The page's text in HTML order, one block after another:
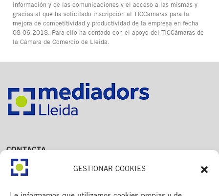
GESTIONAR COOKIES
información y de las comunicaciones y el acceso a las mismas y
gracias al que ha solicitado inscripción al TICCámaras para la
mejora de competitividad y productividad de la empresa en fecha
08-06-2018. Para ello ha contado con el apoyo del TICCámaras de
la Cámara de Comercio de Lleida.
CONTACTA
Av. Dr. Fleming, 15,
2n. 1a
T. 973 245 133